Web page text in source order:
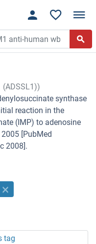
(ADSSL1))
synthase
reaction in the
(IMP) to adenosine
[PubMed
2008].
tag